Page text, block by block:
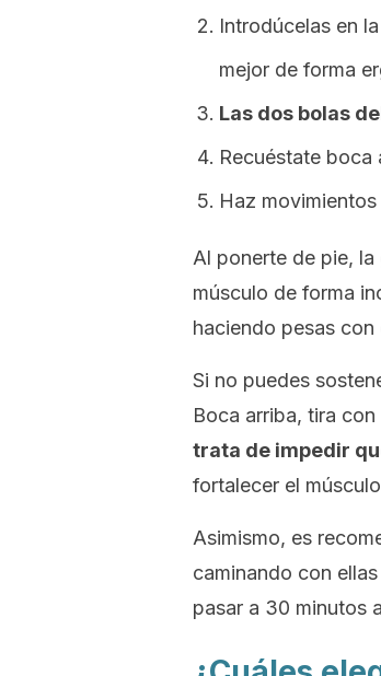
Introdúcelas en
mejor de forma
Las dos bolas
Recuéstate boca
Haz
Al ponerte de pie,
músculo de forma
haciendo pesas con
Si no puedes
Boca arriba, tira
trata de impedir
fortalecer el
Asimismo, es
caminando con
pasar a 30 minutos